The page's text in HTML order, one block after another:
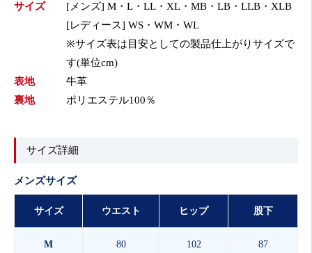
サイズ
[メンズ] M・L・LL・XL・MB・LB・LLB・XLB
[レディース] WS・WM・WL
※サイズ表は目安としての製品仕上がりサイズで
す(単位cm)
表地
牛革
裏地
ポリエステル100％
サイズ詳細
メンズサイズ
サイズ ウエスト ヒップ 股下
M 80 102 87